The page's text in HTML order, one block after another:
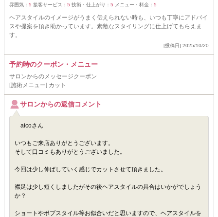
雰囲気： 5 接客サービス： 5 技術・仕上がり： 5 メニュー・料金： 5
ヘアスタイルのイメージがうまく伝えられない時も、いつも丁寧にアドバイ
スや提案を頂き助かっています。素敵なスタイリングに仕上げてもらえま
す。
[投稿日] 2025/10/20
予約時のクーポン・メニュー
サロンからのメッセージクーポン
[施術メニュー] カット
サロンからの返信コメント
aicoさん
いつもご来店ありがとうございます。
そして口コミもありがとうございました。
今回は少し伸ばしていく感じでカットさせて頂きました。
襟足は少し短くしましたがその後ヘアスタイルの具合はいかがでしょう
か？
ショートやボブスタイル等お似合いだと思いますので、ヘアスタイルを